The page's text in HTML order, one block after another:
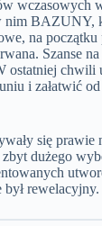
wczasowych
nim BAZUNY,
na
Szanse
ostatniej chwili
i załatwić
się prawie
dużego
rewelacyjny.